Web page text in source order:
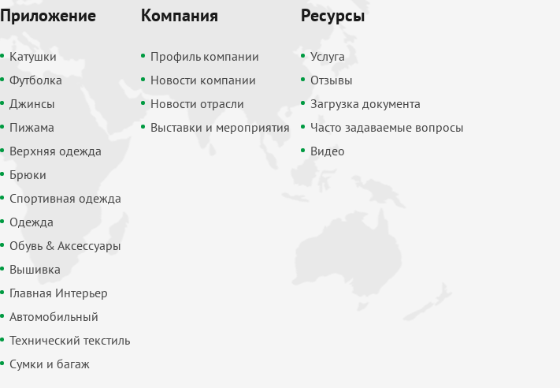
Приложение
Катушки
Футболка
Джинсы
Пижама
Верхняя одежда
Брюки
Спортивная одежда
Одежда
Обувь & Аксессуары
Вышивка
Главная Интерьер
Автомобильный
Технический текстиль
Сумки и багаж
Компания
Профиль компании
Новости компании
Новости отрасли
Выставки и мероприятия
Ресурсы
Услуга
Отзывы
Загрузка документа
Часто задаваемые вопросы
Видео